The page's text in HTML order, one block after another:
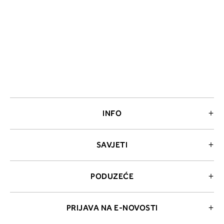
INFO
SAVJETI
PODUZEĆE
PRIJAVA NA E-NOVOSTI